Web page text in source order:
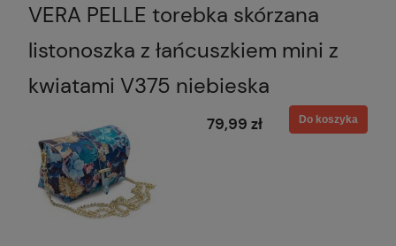
VERA PELLE torebka skórzana
listonoszka z łańcuszkiem mini z
kwiatami V375 niebieska
79,99 zł Do koszyka